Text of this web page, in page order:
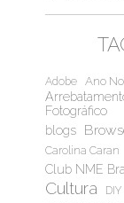
Adobe Ano
Fotográfico
blogs
Carolina Caran
Club NME
Cultura DIY